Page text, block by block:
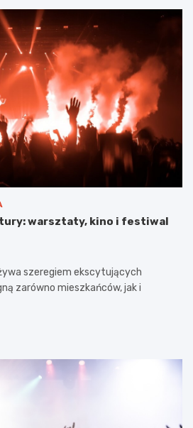
warsztaty, kino i festiwal
szeregiem ekscytujących
zarówno mieszkańców, jak i